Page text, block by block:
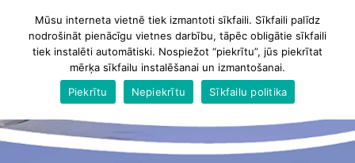
Mūsu interneta vietnē tiek izmantoti sīkfaili. Sīkfaili palīdz
nodrošināt pienācīgu vietnes darbību, tāpēc obligātie sīkfaili
tiek instalēti automātiski. Nospiežot “piekrītu”, jūs piekrītat
mērķa sīkfailu instalēšanai un izmantošanai.
Piekrītu
Nepiekrītu Sīkfailu politika